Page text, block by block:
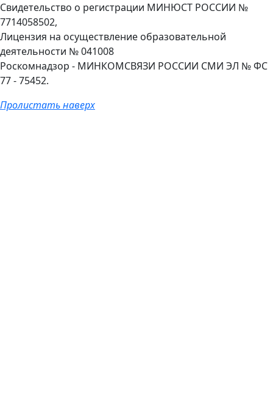
Свидетельство о регистрации МИНЮСТ РОССИИ №
7714058502,
Лицензия на осуществление образовательной
деятельности № 041008
Роскомнадзор - МИНКОМСВЯЗИ РОССИИ СМИ ЭЛ № ФС
77 - 75452.
Пролистать наверх